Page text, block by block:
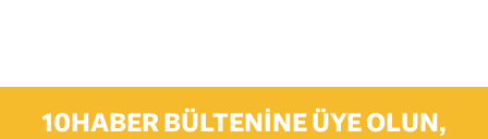
10HABER BÜLTENINE ÜYE OLUN,